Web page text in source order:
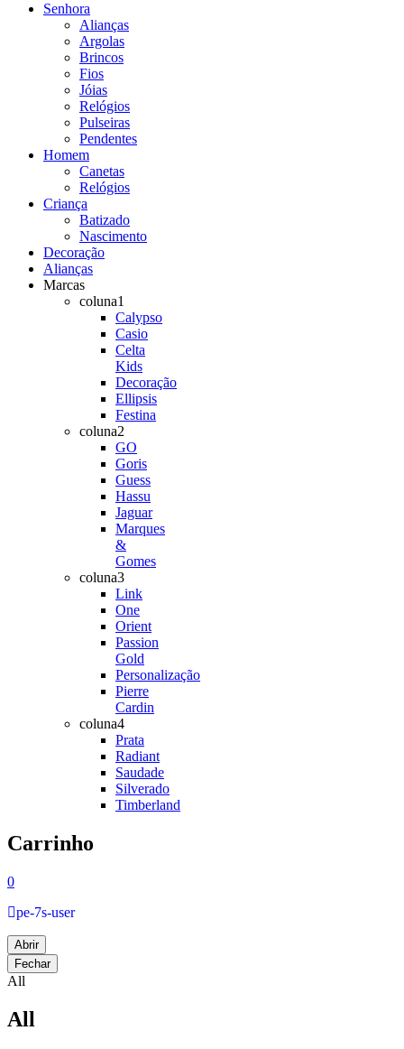
Senhora
Alianças
Argolas
Brincos
Fios
Jóias
Relógios
Pulseiras
Pendentes
Homem
Canetas
Relógios
Criança
Batizado
Nascimento
Decoração
Alianças
Marcas
coluna1
Calypso
Casio
Celta
Kids
Decoração
Ellipsis
Festina
coluna2
GO
Goris
Guess
Hassu
Jaguar
Marques
&
Gomes
coluna3
Link
One
Orient
Passion
Gold
Personalização
Pierre
Cardin
coluna4
Prata
Radiant
Saudade
Silverado
Timberland
Carrinho
0
pe-7s-user
Abrir
Fechar
All
All